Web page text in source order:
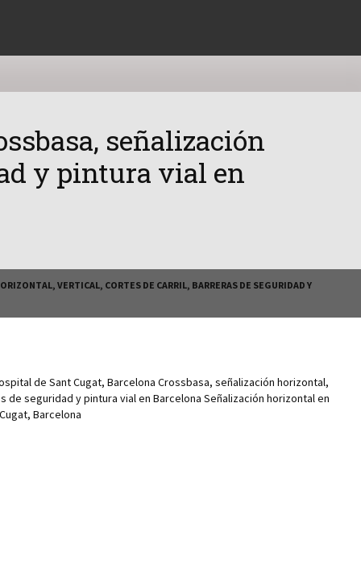
señalización
y pintura vial en
VERTICAL, CORTES DE CARRIL, BARRERAS DE SEGURIDAD Y
de Sant Cugat, Barcelona Crossbasa, señalización horizontal,
seguridad y pintura vial en Barcelona Señalización horizontal en
Barcelona